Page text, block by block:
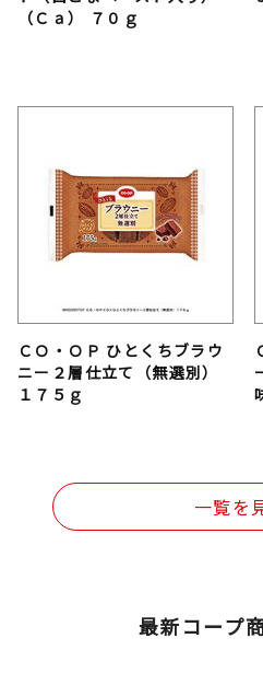
（Ｃａ） ７０ｇ
ＣＯ・ＯＰ ひとくちブラウ
ニー２層仕立て（無選別）
１７５ｇ
一覧を
最新コープ